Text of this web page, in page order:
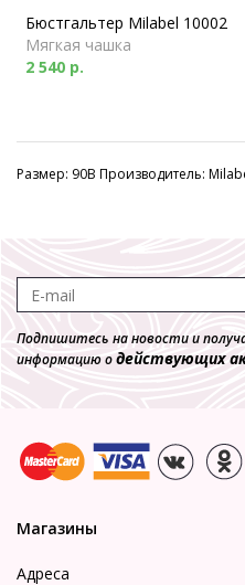
Бюстгальтер Milabel 10002
Мягкая чашка
2 540 р.
Размер: 90B Производитель:
Подпишитесь на новости и
информацию одействующих
Магазины
Адреса